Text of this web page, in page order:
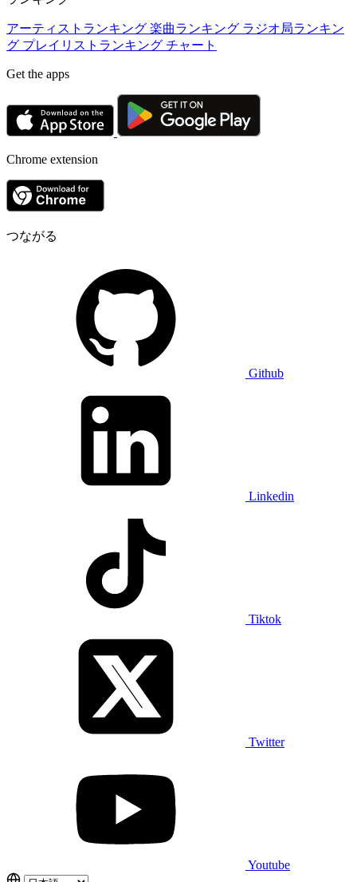
アーティストランキング 楽曲ランキング ラジオ局ランキン
グ プレイリストランキング チャート
Get the apps
Chrome extension
つながる
Github
Linkedin
Tiktok
Twitter
Youtube